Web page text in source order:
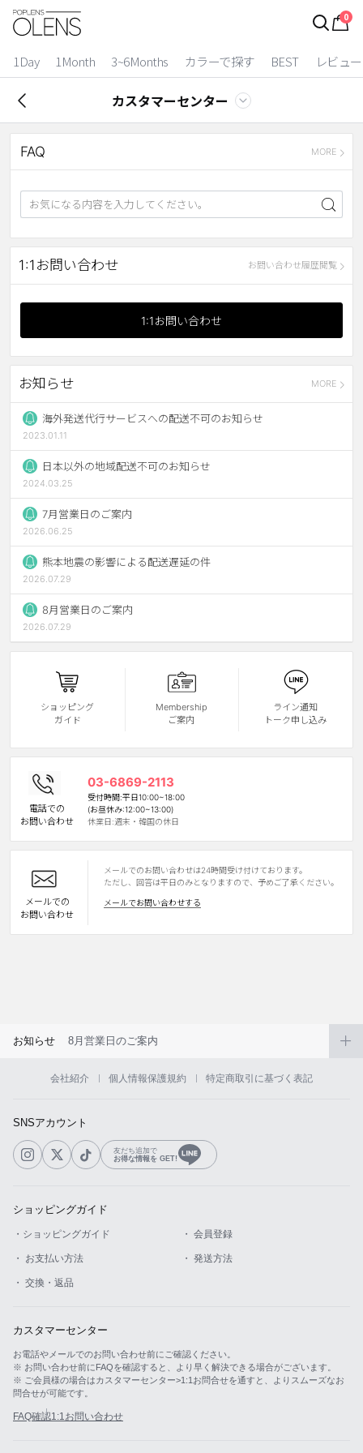
0
1Day 1Month 3~6Months カラーで探す BEST レビュー
ログイン
カラコン比較
今月限定特典
ベスト
カラコン
1 Day
カラー
ブラウン
グレー
ブラック
ヘーゼル
グリーン
ブルー
ピンク
透明
ハロウィンカラコン
ケア用品
レビュー
EYEしてる
総合掲示板
カスタマーサービス
ショッピングガイド
INSTAGRAM TWITTER LINE FACEBOOK
カスタマーセンター
FAQ MORE
1:1お問い合わせ
1:1お問い合わせ
お問い合わせ履歴閲覧
お知らせ
海外発送代行サービスへの配送不可のお知らせ
2023.01.11
日本以外の地域配送不可のお知らせ
2024.03.25
7月営業日のご案内
2026.06.25
熊本地震の影響による配送遅延の件
2026.07.29
8月営業日のご案内
2026.07.29
MORE
ショッピング
ガイド
Membership
ご案内
ライン通知
トーク申し込み
電話での
お問い合わせ
03-6869-2113
受付時間:平日10:00~18:00
(お昼休み:12:00~13:00)
休業日:週末・韓国の休日
メールでの
お問い合わせ
メールでのお問い合わせは24時間受け付けております。
ただし、回答は平日のみとなりますので、予めご了承ください。
メールでお問い合わせする
お知らせ 8月営業日のご案内
会社紹介 個人情報保護規約 特定商取引に基づく表記
SNSアカウント
友だち追加で
お得な情報を GET!
ショッピングガイド
・ショッピングガイド ・ 会員登録
・ お支払い方法 ・ 発送方法
・ 交換・返品
カスタマーセンター
お電話やメールでのお問い合わせ前にご確認ください。
※ お問い合わせ前にFAQを確認すると、より早く解決できる場合がございます。
※ ご会員様の場合はカスタマーセンター>1:1お問合せを通すと、よりスムーズなお
問合せが可能です。
FAQ確認1:1お問い合わせ